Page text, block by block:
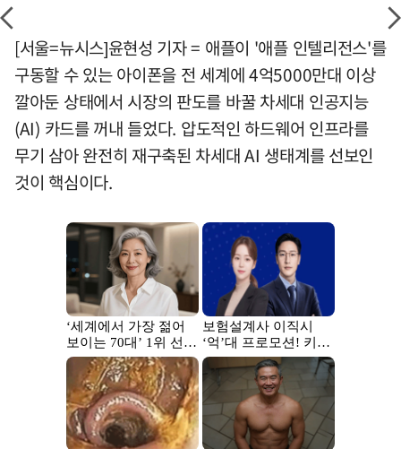
[서울=뉴시스]윤현성 기자 = 애플이 '애플 인텔리전스'를
구동할 수 있는 아이폰을 전 세계에 4억5000만대 이상
깔아둔 상태에서 시장의 판도를 바꿀 차세대 인공지능
(AI) 카드를 꺼내 들었다. 압도적인 하드웨어 인프라를
무기 삼아 완전히 재구축된 차세대 AI 생태계를 선보인
것이 핵심이다.